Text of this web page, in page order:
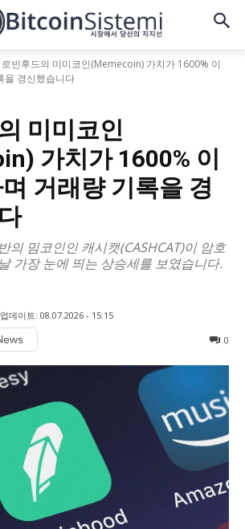
로빈후드의 미미코인(Memecoin) 가치가 1600% 이
을 경신했습니다
미미코인
가치가 1600% 이
거래량 기록을 경
의 밈코인인 캐시캣(CASHCAT)이 암호
가장 눈에 띄는 상승세를 보였습니다.
업데이트: 08.07.2026 - 15:15
0